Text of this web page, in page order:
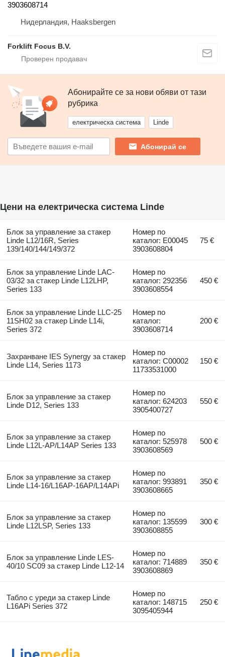
3903608714
Нидерландия, Haaksbergen
Forklift Focus B.V.
Абонирайте се за нови обяви от тази
рубрика
електрическа система Linde
Абонирай се
Цени на електрическа система Linde
Блок за управление за стакер
Linde L12/16R, Series
139/140/144/149/372
Номер по
каталог: E00045
3903608804
75 €
Блок за управление Linde LAC-
03/32 за стакер Linde L12LHP,
Series 133
Номер по
каталог: 292356
3903608554
450 €
Блок за управление Linde LLC-25
11SH02 за стакер Linde L14i,
Series 372
Номер по
каталог:
3903608714
200 €
Захранване IES Synergy за стакер
Linde L14, Series 1173
Номер по
каталог: C00002
11733531000
150 €
Блок за управление за стакер
Linde D12, Series 133
Номер по
каталог: 624203
3905400727
550 €
Блок за управление за стакер
Linde L12L-AP/L14AP Series 133
Номер по
каталог: 525978
3903608569
500 €
Блок за управление за стакер
Linde L14-16/L16AP-16AP/L14APi
Номер по
каталог: 993891
3903608665
350 €
Блок за управление за стакер
Linde L12LSP, Series 133
Номер по
каталог: 135599
3903608855
300 €
Блок за управление Linde LES-
40/10 SC09 за стакер Linde L12-14
Номер по
каталог: 714889
3903608869
350 €
Табло с уреди за стакер Linde
L16APi Series 372
Номер по
каталог: 148715
3095405944
250 €